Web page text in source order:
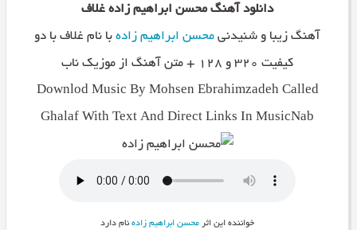
دانلود آهنگ محسن ابراهیم زاده غلاف
آهنگ زیبا و شنیدنی محسن ابراهیم زادهبا نام غلاف با دو
کیفیت ۳۲۰ و ۱۲۸ + متن آهنگ از موزیک ناب
Downlod Music By Mohsen Ebrahimzadeh Called
Ghalaf With Text And Direct Links In MusicNab
خواننده این اثر محسن ابراهیم زادهنام دارد